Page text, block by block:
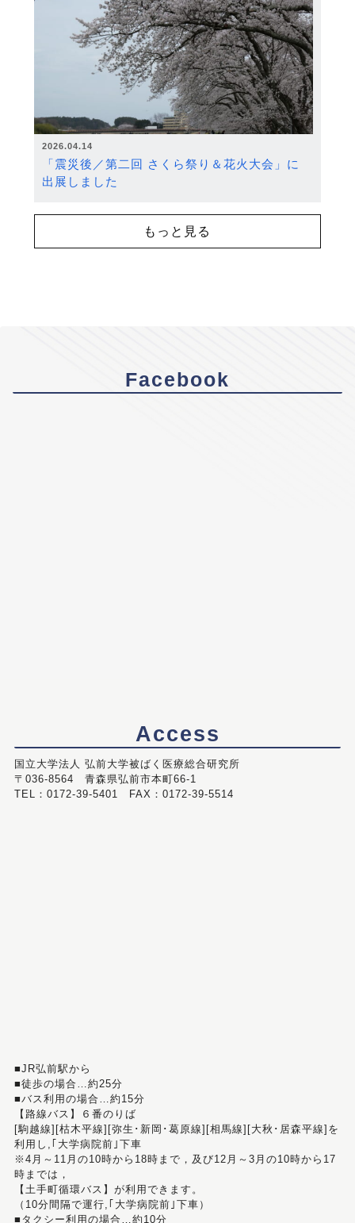
2026.04.14
「震災後／第二回 さくら祭り＆花火大会」に
出展しました
もっと見る
Facebook
Access
国立大学法人 弘前大学被ばく医療総合研究所
〒036-8564 青森県弘前市本町66-1
TEL：0172-39-5401 FAX：0172-39-5514
■JR弘前駅から
■徒歩の場合…約25分
■バス利用の場合…約15分
【路線バス】６番のりば
[駒越線][枯木平線][弥生･新岡･葛原線][相馬線][大秋･居森平線]を
利用し,｢大学病院前｣下車
※4月～11月の10時から18時まで，及び12月～3月の10時から17
時までは，
【土手町循環バス】が利用できます。
（10分間隔で運行,｢大学病院前｣下車）
■タクシー利用の場合…約10分